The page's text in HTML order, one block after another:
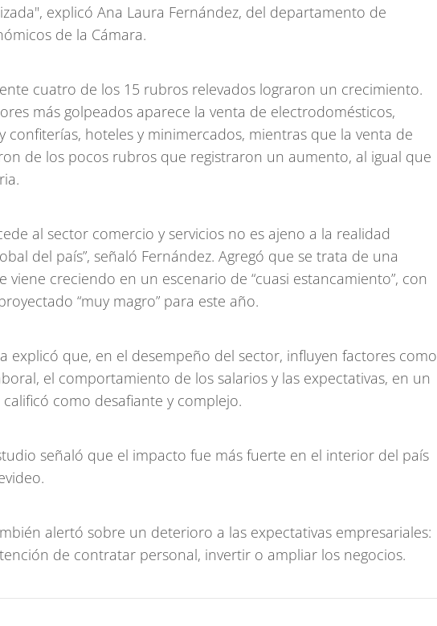
explicó Ana Laura Fernández, del departamento de
de la Cámara.
cuatro de los 15 rubros relevados lograron un crecimiento.
más golpeados aparece la venta de electrodomésticos,
confiterías, hoteles y minimercados, mientras que la venta de
de los pocos rubros que registraron un aumento, al igual que
al sector comercio y servicios no es ajeno a la realidad
del país”, señaló Fernández. Agregó que se trata de una
viene creciendo en un escenario de “cuasi estancamiento”, con
“muy magro” para este año.
explicó que, en el desempeño del sector, influyen factores como
el comportamiento de los salarios y las expectativas, en un
como desafiante y complejo.
señaló que el impacto fue más fuerte en el interior del país
alertó sobre un deterioro a las expectativas empresariales:
de contratar personal, invertir o ampliar los negocios.